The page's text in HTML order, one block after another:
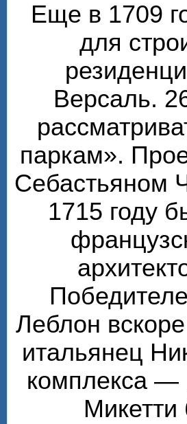
Еще в 1709
для
Версаль.
паркам».
Себастьяном
1715 году
Леблон
итальянец
комплекса —